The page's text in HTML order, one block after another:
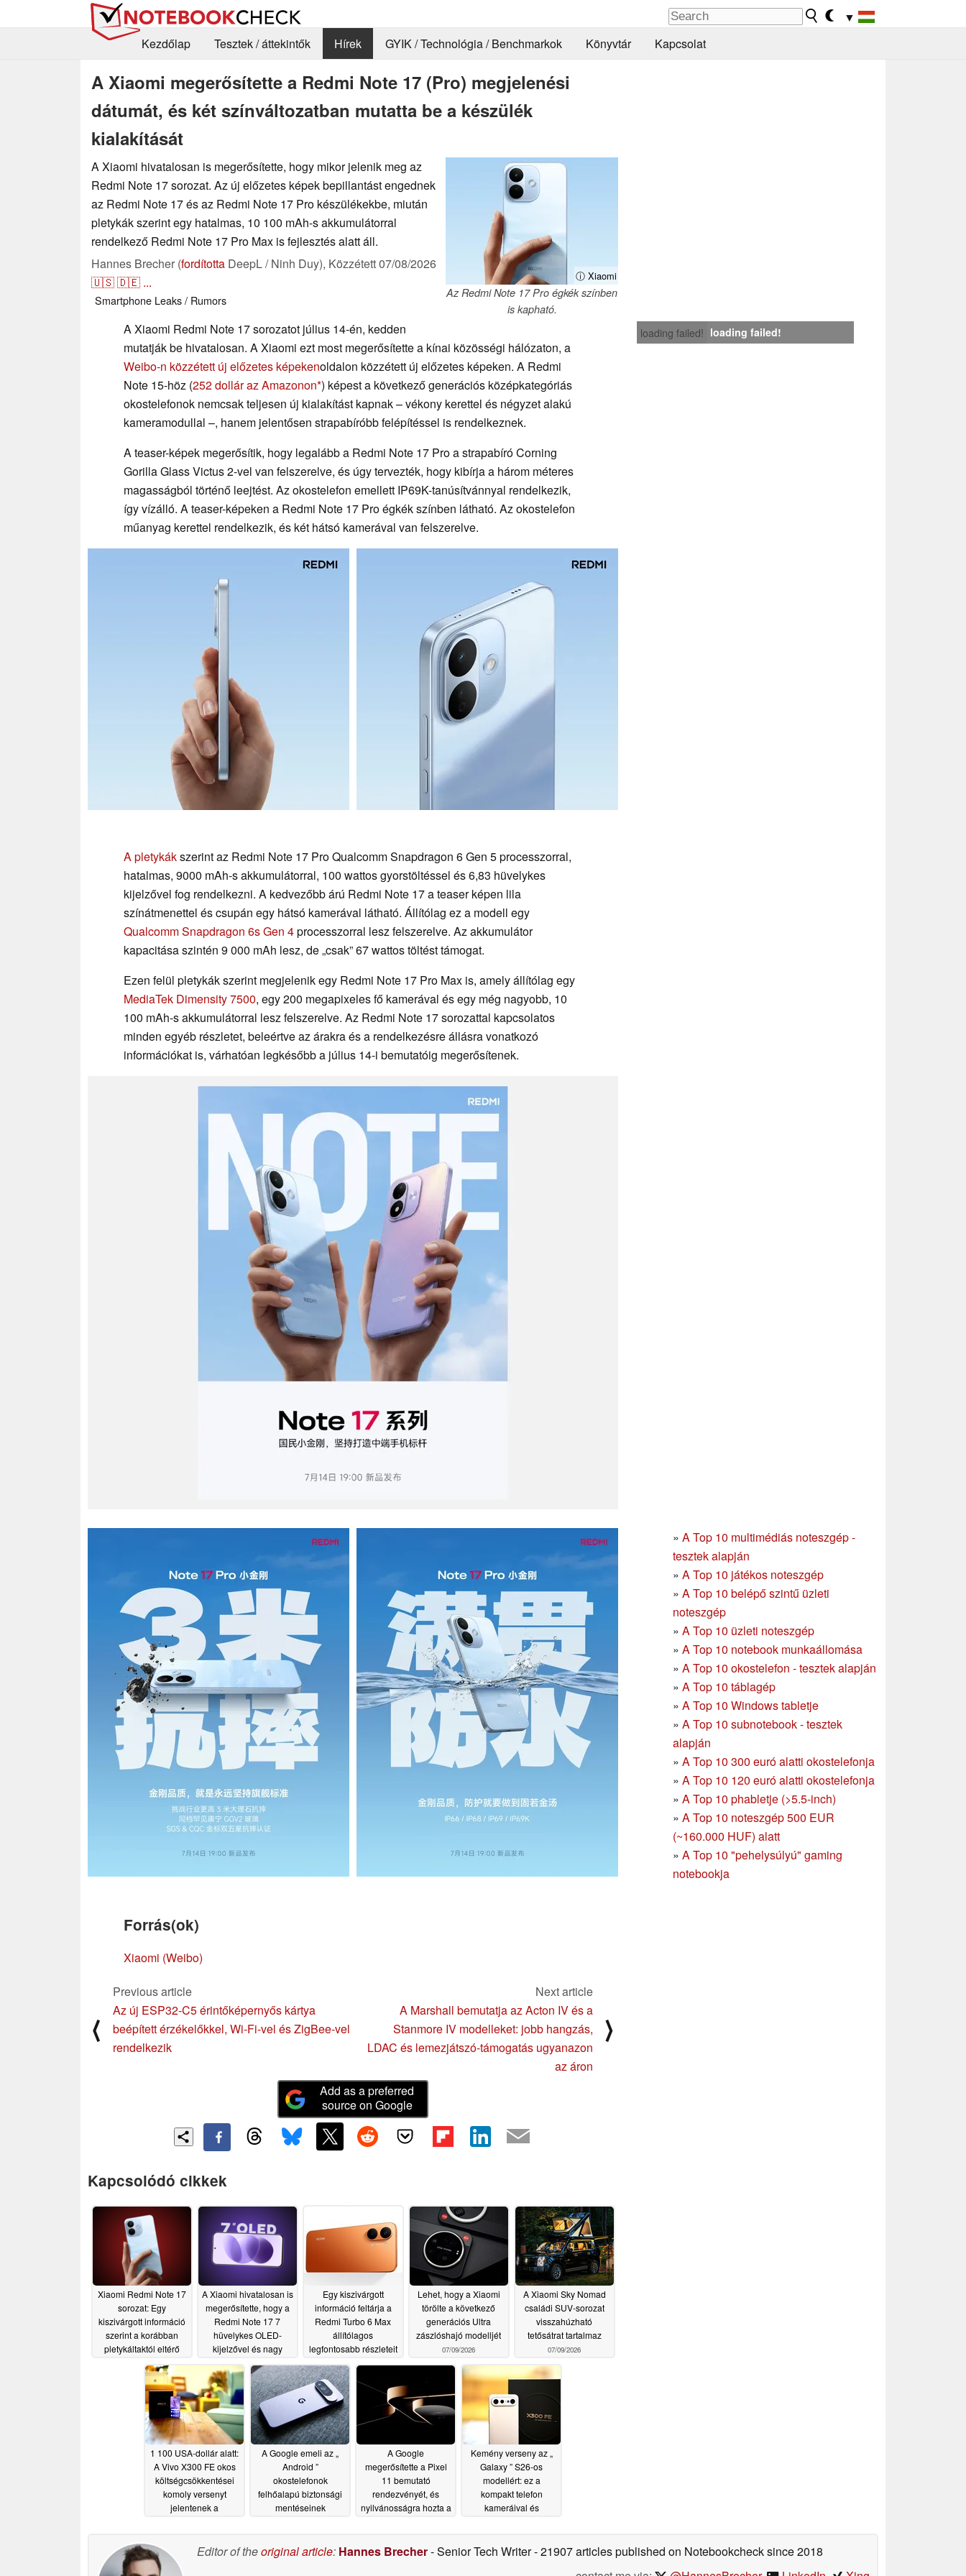
▼
Kezdőlap
Tesztek / áttekintők Hírek GYIK / Technológia / Benchmarkok Könyvtár Kapcsolat
A Xiaomi megerősítette a Redmi Note 17 (Pro) megjelenési
dátumát, és két színváltozatban mutatta be a készülék
kialakítását
ⓘ Xiaomi
Az Redmi Note 17 Pro égkék színben
is kapható.
A Xiaomi hivatalosan is megerősítette, hogy mikor jelenik meg az
Redmi Note 17 sorozat. Az új előzetes képek bepillantást engednek
az Redmi Note 17 és az Redmi Note 17 Pro készülékekbe, miután
pletykák szerint egy hatalmas, 10 100 mAh-s akkumulátorral
rendelkező Redmi Note 17 Pro Max is fejlesztés alatt áll.
Hannes Brecher (fordította DeepL / Ninh Duy), Közzétett07/08/2026
🇺🇸🇩🇪 ...
Smartphone Leaks / Rumors
loading failed! loading failed!
A Xiaomi Redmi Note 17 sorozatot július 14-én, kedden
mutatják be hivatalosan. A Xiaomi ezt most megerősítette a kínai közösségi hálózaton, a
Weibo-n közzétett új előzetes képekenoldalon közzétett új előzetes képeken. A Redmi
Note 15-höz (252 dollár az Amazonon ) képest a következő generációs középkategóriás
okostelefonok nemcsak teljesen új kialakítást kapnak – vékony kerettel és négyzet alakú
kameramodullal –, hanem jelentősen strapabíróbb felépítéssel is rendelkeznek.
A teaser-képek megerősítik, hogy legalább a Redmi Note 17 Pro a strapabíró Corning
Gorilla Glass Victus 2-vel van felszerelve, és úgy tervezték, hogy kibírja a három méteres
magasságból történő leejtést. Az okostelefon emellett IP69K-tanúsítvánnyal rendelkezik,
így vízálló. A teaser-képeken a Redmi Note 17 Pro égkék színben látható. Az okostelefon
műanyag kerettel rendelkezik, és két hátsó kamerával van felszerelve.
A pletykákszerint az Redmi Note 17 Pro Qualcomm Snapdragon 6 Gen 5 processzorral,
hatalmas, 9000 mAh-s akkumulátorral, 100 wattos gyorstöltéssel és 6,83 hüvelykes
kijelzővel fog rendelkezni. A kedvezőbb árú Redmi Note 17 a teaser képen lila
színátmenettel és csupán egy hátsó kamerával látható. Állítólag ez a modell egy
Qualcomm Snapdragon 6s Gen 4processzorral lesz felszerelve. Az akkumulátor
kapacitása szintén 9 000 mAh lesz, de „csak” 67 wattos töltést támogat.
Ezen felül pletykák szerint megjelenik egy Redmi Note 17 Pro Max is, amely állítólag egy
MediaTek Dimensity 7500, egy 200 megapixeles fő kamerával és egy még nagyobb, 10
100 mAh-s akkumulátorral lesz felszerelve. Az Redmi Note 17 sorozattal kapcsolatos
minden egyéb részletet, beleértve az árakra és a rendelkezésre állásra vonatkozó
információkat is, várhatóan legkésőbb a július 14-i bemutatóig megerősítenek.
» A Top 10 multimédiás noteszgép -
tesztek alapján
» A Top 10 játékos noteszgép
» A Top 10 belépő szintű üzleti
noteszgép
» A Top 10 üzleti noteszgép
» A Top 10 notebook munkaállomása
» A Top 10 okostelefon - tesztek alapján
» A Top 10 táblagép
» A Top 10 Windows tabletje
» A Top 10 subnotebook - tesztek
alapján
» A Top 10 300 euró alatti okostelefonja
» A Top 10 120 euró alatti okostelefonja
» A Top 10 phabletje (>5.5-inch)
» A Top 10 noteszgép 500 EUR
(~160.000 HUF) alatt
» A Top 10 "pehelysúlyú" gaming
notebookja
Forrás(ok)
Xiaomi (Weibo)
⟨
Previous article
Az új ESP32-C5 érintőképernyős kártya
beépített érzékelőkkel, Wi-Fi-vel és ZigBee-vel
rendelkezik
Next article
A Marshall bemutatja az Acton IV és a
Stanmore IV modelleket: jobb hangzás,
LDAC és lemezjátszó-támogatás ugyanazon
az áron
⟩
Add as a preferred
source on Google
Kapcsolódó cikkek
Xiaomi Redmi Note 17
sorozat: Egy
kiszivárgott információ
szerint a korábban
pletykáltaktól eltérő
chipkészletek kerülnek
beépítésre07/13/2026
A Xiaomi hivatalosan is
megerősítette, hogy a
Redmi Note 17 7
hüvelykes OLED-
kijelzővel és nagy
akkumulátorral lesz
ellátva
07/10/2026
Egy kiszivárgott
információ feltárja a
Redmi Turbo 6 Max
állítólagos
legfontosabb részleteit
07/09/2026
Lehet, hogy a Xiaomi
törölte a következő
generációs Ultra
zászlóshajó modelljét
07/09/2026
A Xiaomi Sky Nomad
családi SUV-sorozat
visszahúzható
tetősátrat tartalmaz
07/09/2026
1 100 USA-dollár alatt:
A Vivo X300 FE okos
költségcsökkentései
komoly versenyt
jelentenek a
07/08/2026
A Google emeli az „
Android ”
okostelefonok
felhőalapú biztonsági
mentéseinek
A Google
megerősítette a Pixel
11 bemutató
rendezvényét, és
nyilvánosságra hozta a
Kemény verseny az „
Galaxy ” S26-os
modellért: ez a
kompakt telefon
kameráival és
le a felhasználókat
Editor of theoriginal article: Hannes Brecher- Senior Tech Writer- 21907 articles published on Notebookchecksince 2018